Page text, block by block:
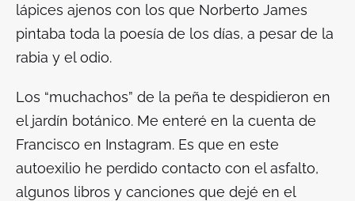
lápices ajenos con los que Norberto James
pintaba toda la poesía de los días, a pesar de la
rabia y el odio.
Los “muchachos” de la peña te despidieron en
el jardín botánico. Me enteré en la cuenta de
Francisco en Instagram. Es que en este
autoexilio he perdido contacto con el asfalto,
algunos libros y canciones que dejé en el